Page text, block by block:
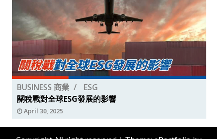
BUSINESS 商業
ESG
關稅戰對全球ESG發展的影響
April 30, 2025